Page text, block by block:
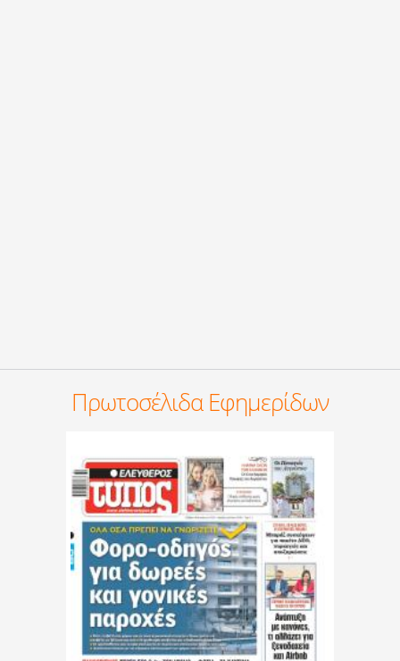
Πρωτοσέλιδα Εφημερίδων